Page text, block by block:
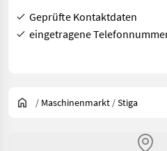
Geprüfte Kontaktdaten
eingetragene
/ Maschinenmarkt /Stiga